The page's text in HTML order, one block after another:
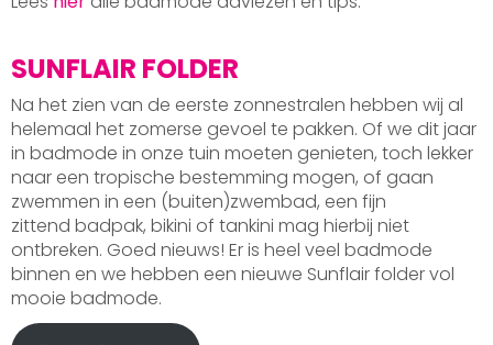
SUNFLAIR FOLDER
Na het zien van de eerste zonnestralen hebben wij al
helemaal het zomerse gevoel te pakken. Of we dit jaar
in badmode in onze tuin moeten genieten, toch lekker
naar een tropische bestemming mogen, of gaan
zwemmen in een (buiten)zwembad, een fijn
zittend badpak, bikini of tankini mag hierbij niet
ontbreken. Goed nieuws! Er is heel veel badmode
binnen en we hebben een nieuwe Sunflair folder vol
mooie badmode.